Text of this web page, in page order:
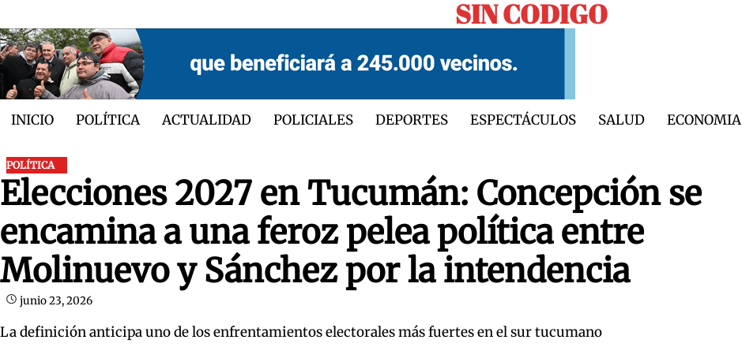
to
content
SIN CODIGO
INICIO POLÍTICA ACTUALIDAD POLICIALES DEPORTES ESPECTÁCULOS SALUD ECONOMIA
POLÍTICA
Elecciones 2027 en Tucumán: Concepción se
encamina a una feroz pelea política entre
Molinuevo y Sánchez por la intendencia
junio 23, 2026
La definición anticipa uno de los enfrentamientos electorales más fuertes en el sur tucumano